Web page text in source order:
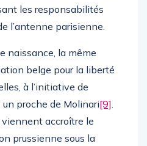
les responsabilités
l’antenne parisienne.
naissance, la même
belge pour la liberté
à l’initiative de
un proche de Molinari[9]
viennent accroître le
prussienne sous la